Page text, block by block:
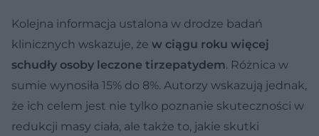
Kolejna informacja ustalona w drodze badań
klinicznych wskazuje, że w ciągu roku więcej
schudły osoby leczone tirzepatydem. Różnica w
sumie wynosiła 15% do 8%. Autorzy wskazują jednak,
że ich celem jest nie tylko poznanie skuteczności w
redukcji masy ciała, ale także to, jakie skutki